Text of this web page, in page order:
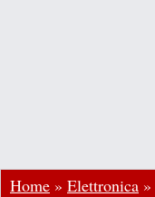
Home » Elettronica »